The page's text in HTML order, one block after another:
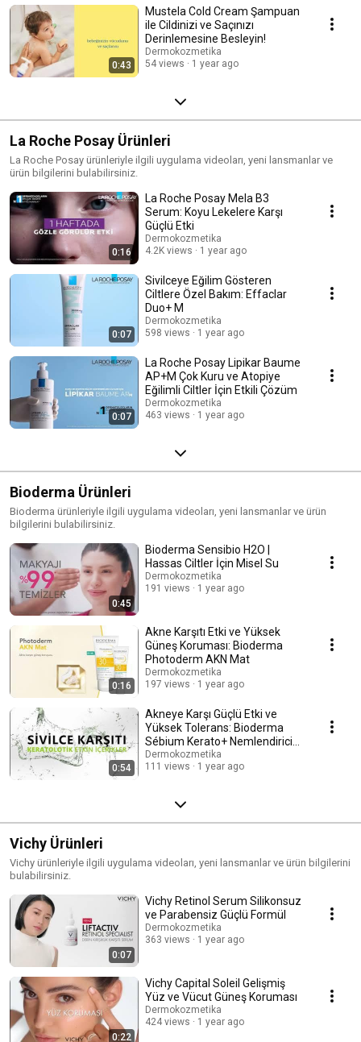
0:43
Mustela Cold Cream Şampuan
ile Cildinizi ve Saçınızı
Derinlemesine Besleyin!
Dermokozmetika
54 views
1 year ago
La Roche Posay Ürünleri
La Roche Posay ürünleriyle ilgili uygulama videoları, yeni lansmanlar ve
ürün bilgilerini bulabilirsiniz.
0:16
La Roche Posay Mela B3
Serum: Koyu Lekelere Karşı
Güçlü Etki
Dermokozmetika
4.2K views
1 year ago
0:07
Sivilceye Eğilim Gösteren
Ciltlere Özel Bakım: Effaclar
Duo+ M
Dermokozmetika
598 views
1 year ago
0:07
La Roche Posay Lipikar Baume
AP+M Çok Kuru ve Atopiye
Eğilimli Ciltler İçin Etkili Çözüm
Dermokozmetika
463 views
1 year ago
Bioderma Ürünleri
Bioderma ürünleriyle ilgili uygulama videoları, yeni lansmanlar ve ürün
bilgilerini bulabilirsiniz.
0:45
Bioderma Sensibio H2O |
Hassas Ciltler İçin Misel Su
Dermokozmetika
191 views
1 year ago
0:16
Akne Karşıtı Etki ve Yüksek
Güneş Koruması: Bioderma
Photoderm AKN Mat
Dermokozmetika
197 views
1 year ago
0:54
Akneye Karşı Güçlü Etki ve
Yüksek Tolerans: Bioderma
Sébium Kerato+ Nemlendirici
Jel Krem
Dermokozmetika
111 views
1 year ago
Vichy Ürünleri
Vichy ürünleriyle ilgili uygulama videoları, yeni lansmanlar ve ürün bilgilerini
bulabilirsiniz.
0:07
Vichy Retinol Serum Silikonsuz
ve Parabensiz Güçlü Formül
Dermokozmetika
363 views
1 year ago
0:22
Vichy Capital Soleil Gelişmiş
Yüz ve Vücut Güneş Koruması
Dermokozmetika
424 views
1 year ago